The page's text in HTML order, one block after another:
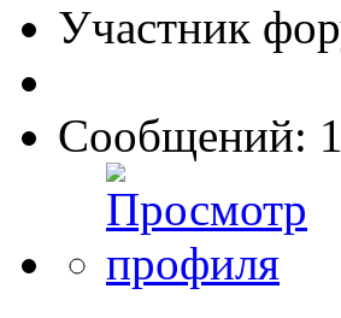
Участник
Сообщений: